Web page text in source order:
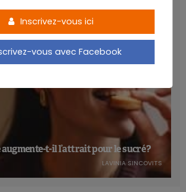
t-il l’attrait pour le sucré ?
LAVINIA SINCOVITS
Inscrivez-vous ici
vous avec Facebook